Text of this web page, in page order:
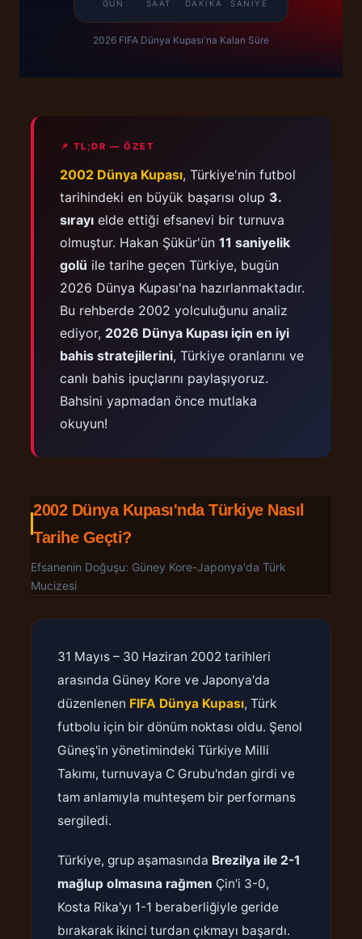
GÜN SAAT DAKIKA SANIYE
2026 FIFA Dünya Kupası'na Kalan Süre
📌 TL;DR — ÖZET
2002 Dünya Kupası, Türkiye'nin futbol
tarihindeki en büyük başarısı olup 3.
sırayı elde ettiği efsanevi bir turnuva
olmuştur. Hakan Şükür'ün 11 saniyelik
golü ile tarihe geçen Türkiye, bugün
2026 Dünya Kupası'na hazırlanmaktadır.
Bu rehberde 2002 yolculuğunu analiz
ediyor, 2026 Dünya Kupası için en iyi
bahis stratejilerini, Türkiye oranlarını ve
canlı bahis ipuçlarını paylaşıyoruz.
Bahsini yapmadan önce mutlaka
okuyun!
2002 Dünya Kupası'nda Türkiye Nasıl
Tarihe Geçti?
Efsanenin Doğuşu: Güney Kore-Japonya'da Türk
Mucizesi
31 Mayıs – 30 Haziran 2002 tarihleri
arasında Güney Kore ve Japonya'da
düzenlenen FIFA Dünya Kupası, Türk
futbolu için bir dönüm noktası oldu. Şenol
Güneş'in yönetimindeki Türkiye Milli
Takımı, turnuvaya C Grubu'ndan girdi ve
tam anlamıyla muhteşem bir performans
sergiledi.
Türkiye, grup aşamasında Brezilya ile 2-1
mağlup olmasına rağmen Çin'i 3-0,
Kosta Rika'yı 1-1 beraberliğiyle geride
bırakarak ikinci turdan çıkmayı başardı.